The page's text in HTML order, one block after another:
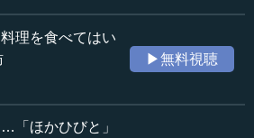
が散文よりも古くからあるのか
成り立ちについて、非常に早い段
「5音句」「7音句」に区切る。5音
理を食べてはい
▶無料視聴
「ほかひびと」